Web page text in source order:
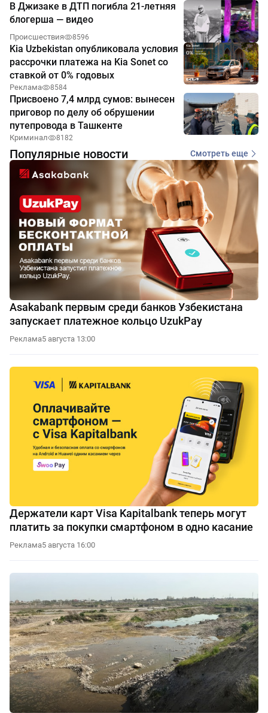
В Джизаке в ДТП погибла 21-летняя
блогерша — видео
Происшествия 8596
Kia Uzbekistan опубликовала условия
рассрочки платежа на Kia Sonet со
ставкой от 0% годовых
Реклама 8584
Присвоено 7,4 млрд сумов: вынесен
приговор по делу об обрушении
путепровода в Ташкенте
Криминал 8182
Популярные новости Смотреть еще
Asakabank первым среди банков Узбекистана
запускает платежное кольцо UzukPay
Реклама5 августа 13:00
Держатели карт Visa Kapitalbank теперь могут
платить за покупки смартфоном в одно касание
Реклама5 августа 16:00